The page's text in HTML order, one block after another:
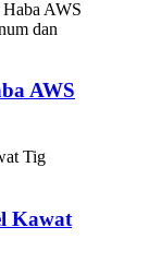
AWS
Kawat